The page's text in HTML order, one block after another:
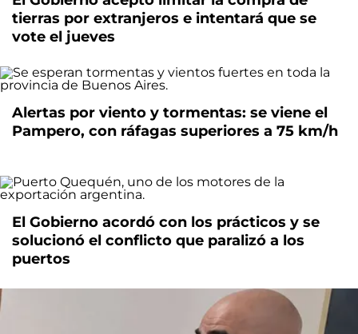
tierras por extranjeros e intentará que se
vote el jueves
Alertas por viento y tormentas: se viene el
Pampero, con ráfagas superiores a 75 km/h
El Gobierno acordó con los prácticos y se
solucionó el conflicto que paralizó a los
puertos